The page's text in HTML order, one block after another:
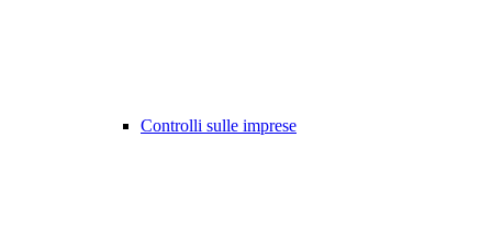
Controlli sulle imprese